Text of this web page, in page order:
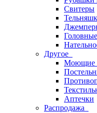
Свитеры
Другое
Моющие
Аптечки
Распродажа